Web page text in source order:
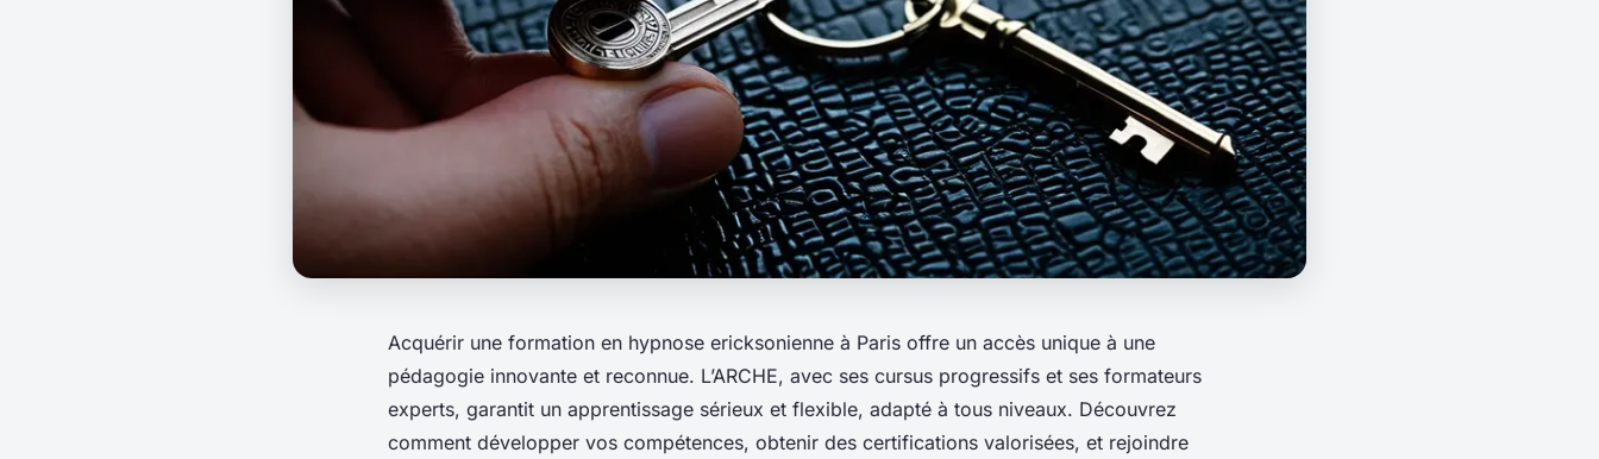
Acquérir une formation en hypnose ericksonienne à Paris offre un accès unique à une
pédagogie innovante et reconnue. L’ARCHE, avec ses cursus progressifs et ses formateurs
experts, garantit un apprentissage sérieux et flexible, adapté à tous niveaux. Découvrez
comment développer vos compétences, obtenir des certifications valorisées, et rejoindre